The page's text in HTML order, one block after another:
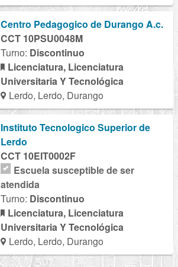
Centro Pedagogico de Durango A.c.
CCT 10PSU0048M
Turno: Discontinuo
Licenciatura, Licenciatura
Universitaria Y Tecnológica
Lerdo, Lerdo, Durango
Instituto Tecnologico Superior de
Lerdo
CCT 10EIT0002F
Escuela susceptible de ser
atendida
Turno: Discontinuo
Licenciatura, Licenciatura
Universitaria Y Tecnológica
Lerdo, Lerdo, Durango